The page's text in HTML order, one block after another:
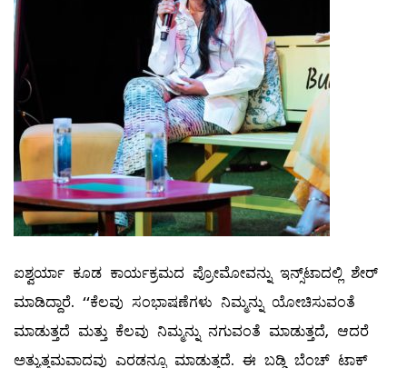
ಐಶ್ವರ್ಯಾ ಕೂಡ ಕಾರ್ಯಕ್ರಮದ ಪ್ರೋಮೋವನ್ನು ಇನ್ಸ್​ಟಾದಲ್ಲಿ ಶೇರ್
ಮಾಡಿದ್ದಾರೆ. ‘‘ಕೆಲವು ಸಂಭಾಷಣೆಗಳು ನಿಮ್ಮನ್ನು ಯೋಚಿಸುವಂತೆ
ಮಾಡುತ್ತದೆ ಮತ್ತು ಕೆಲವು ನಿಮ್ಮನ್ನು ನಗುವಂತೆ ಮಾಡುತ್ತದೆ, ಆದರೆ
ಅತ್ಯುತ್ತಮವಾದವು ಎರಡನ್ನೂ ಮಾಡುತ್ತದೆ. ಈ ಬಡ್ಡಿ ಬೆಂಚ್ ಟಾಕ್